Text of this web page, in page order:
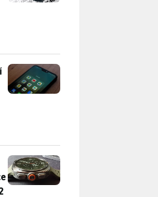
Googlu potichu vybíjí baterii
hodinky. Nová generace